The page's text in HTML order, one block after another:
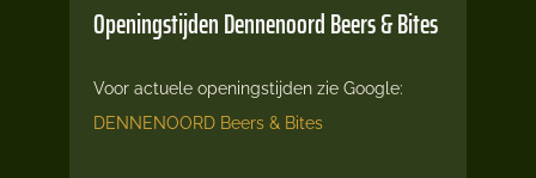
Openingstijden Dennenoord Beers & Bites
Voor actuele openingstijden zie Google:
DENNENOORD Beers & Bites